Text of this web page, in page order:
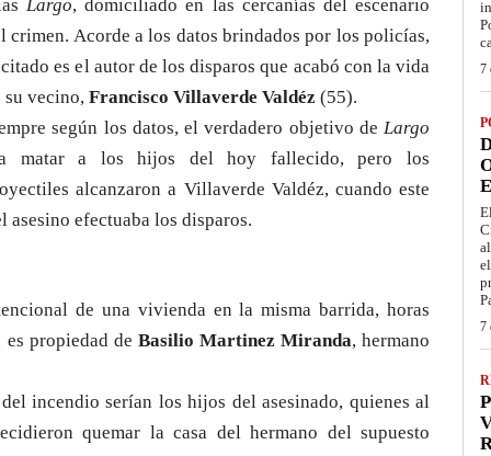
Largo, domiciliado en las cercanías del escenario
crimen. Acorde a los datos brindados por los policías,
es el autor de los disparos que acabó con la vida
su vecino, Francisco Villaverde Valdéz (55).
según los datos, el verdadero objetivo de Largo
matar a los hijos del hoy fallecido, pero los
alcanzaron a Villaverde Valdéz, cuando este
asesino efectuaba los disparos.
de una vivienda en la misma barrida, horas
propiedad de Basilio Martinez Miranda, hermano
incendio serían los hijos del asesinado, quienes al
quemar la casa del hermano del supuesto
7
7